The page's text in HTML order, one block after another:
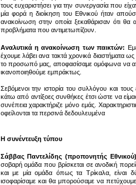
τους ευχαριστήσει για την συνεργασία που
μία φορά η διοίκηση του Εθνικού ήταν
ανακοίνωση στην οποία ξεκαθάρισαν ότι
προβλήματα που αντιμετωπίζουν
Αναλυτικά η ανακοίνωση των παικτών:
έχουμε λάβει ανα τακτά χρονικά διαστήματα
το προσωπό μας, αποφασίσαμε ομόφωνα να
ικανοποιηθούμε εμπράκτως.
Σεβόμενοι την ιστορία του συλλόγου και
κάτω από αντίξοες συνθήκες έτσι ώστε να
συνέπεια χαρακτήριζε μόνο εμάς.
οφείλονται τα περσινά δεδουλευμένα
Η συνέντευξη τύπου
Σάββας Παντελίδης (προπονητής
σοβαρή ομάδα που βρίσκεται σε ανοδική
και με μία ομάδα όπως τα Τρίκαλα, είναι
ισοφαρίσαμε και θα μπορούσαμε να πετύχουμε